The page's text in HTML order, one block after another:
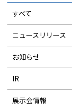
すべて
ニュースリリース
お知らせ
IR
展示会情報